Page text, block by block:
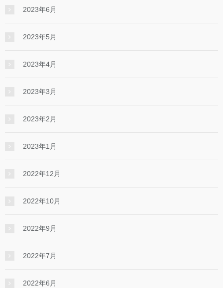
2023年6月
2023年5月
2023年4月
2023年3月
2023年2月
2023年1月
2022年12月
2022年10月
2022年9月
2022年7月
2022年6月